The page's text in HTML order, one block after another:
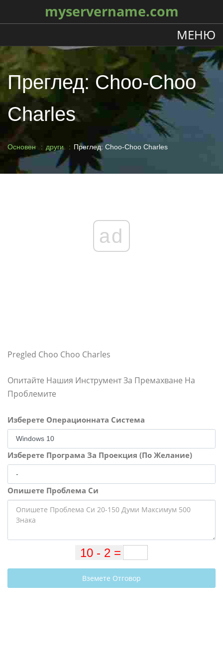
myservername.com
МЕНЮ
Преглед: Choo-Choo
Charles
Основен други Преглед: Choo-Choo Charles
ad
Pregled Choo Choo Charles
Опитайте Нашия Инструмент За Премахване На
Проблемите
Изберете Операционната Система
Изберете Програма За Проекция (По Желание)
Опишете Проблема Си
Вземете Отговор